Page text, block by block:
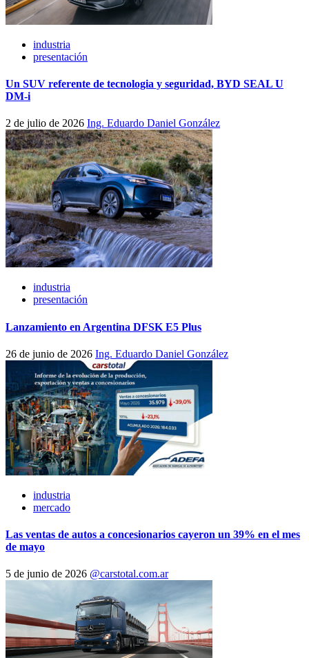
industria
presentación
Un SUV referente de tecnologia y seguridad, BYD SEAL U
DM-i
2 de julio de 2026 Ing. Eduardo Daniel González
industria
presentación
Lanzamiento en Argentina DFSK E5 Plus
26 de junio de 2026 Ing. Eduardo Daniel González
industria
mercado
Las ventas de autos a concesionarios cayeron un 39% en el mes
de mayo
5 de junio de 2026 @carstotal.com.ar